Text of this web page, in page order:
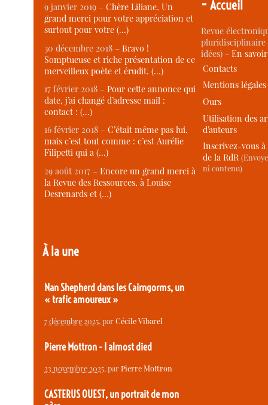
9 janvier 2019 –Chère Liliane, Un
grand merci pour votre appréciation et
surtout pour votre (…)
30 décembre 2018 –Bravo !
Somptueuse et riche présentation de ce
merveilleux poète et érudit. (…)
17 février 2018 –Pour cette annonce qui
date, j’ai changé d’adresse mail :
contact : (…)
16 février 2018 –C’était même pas lui,
mais c’est tout comme : c’est Aurélie
Filipetti qui a (…)
29 août 2017 –Encore un grand merci à
la Revue des Ressources, à Louise
Desrenards et (…)
À la une
Nan Shepherd dans les Cairngorms, un
« trafic amoureux »
7 décembre 2025, parCécile Vibarel
Pierre Mottron - I almost died
23 novembre 2025, parPierre Mottron
CASTERUS OUEST, un portrait de mon
Accueil
Revue
idées) -En
Contacts
Mentions légales
Ours
Utilisation des
d’auteurs
Inscrivez-vous
de la RdR
ni contenu)